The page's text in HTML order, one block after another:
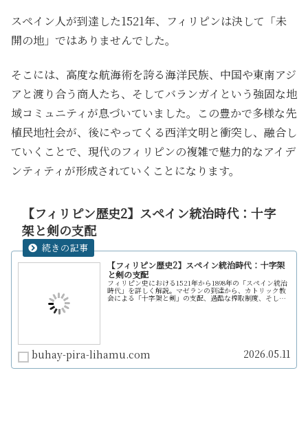
スペイン人が到達した1521年、フィリピンは決して「未
開の地」ではありませんでした。
そこには、高度な航海術を誇る海洋民族、中国や東南アジ
アと渡り合う商人たち、そしてバランガイという強固な地
域コミュニティが息づいていました。この豊かで多様な先
植民地社会が、後にやってくる西洋文明と衝突し、融合し
ていくことで、現代のフィリピンの複雑で魅力的なアイデ
ンティティが形成されていくことになります。
【フィリピン歴史2】スペイン統治時代：十字
架と剣の支配
【フィリピン歴史2】スペイン統治時代：十字架
と剣の支配
フィリピン史における1521年から1898年の「スペイン統治
時代」を詳しく解説。マゼランの到達から、カトリック教
会による「十字架と剣」の支配、過酷な搾取制度、そして
buhay-pira-lihamu.com 2026.05.11